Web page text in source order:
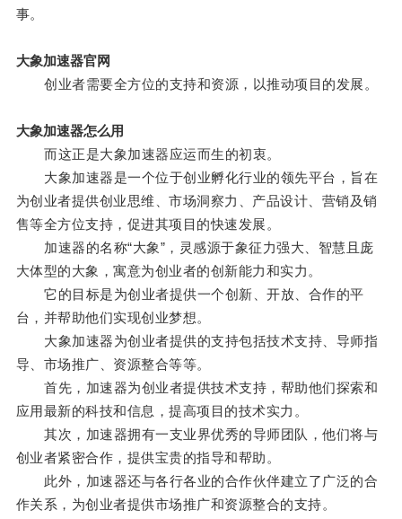
事。
大象加速器官网
创业者需要全方位的支持和资源，以推动项目的发展。
大象加速器怎么用
而这正是大象加速器应运而生的初衷。
大象加速器是一个位于创业孵化行业的领先平台，旨在
为创业者提供创业思维、市场洞察力、产品设计、营销及销
售等全方位支持，促进其项目的快速发展。
加速器的名称“大象”，灵感源于象征力强大、智慧且庞
大体型的大象，寓意为创业者的创新能力和实力。
它的目标是为创业者提供一个创新、开放、合作的平
台，并帮助他们实现创业梦想。
大象加速器为创业者提供的支持包括技术支持、导师指
导、市场推广、资源整合等等。
首先，加速器为创业者提供技术支持，帮助他们探索和
应用最新的科技和信息，提高项目的技术实力。
其次，加速器拥有一支业界优秀的导师团队，他们将与
创业者紧密合作，提供宝贵的指导和帮助。
此外，加速器还与各行各业的合作伙伴建立了广泛的合
作关系，为创业者提供市场推广和资源整合的支持。